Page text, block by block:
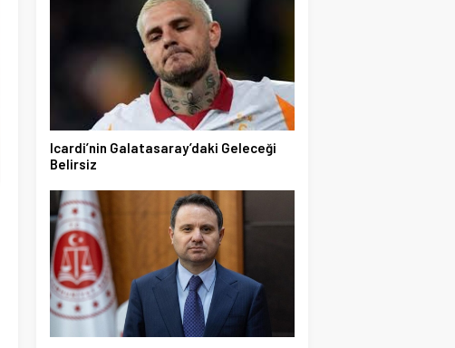
Icardi’nin Galatasaray’daki Geleceği
Belirsiz